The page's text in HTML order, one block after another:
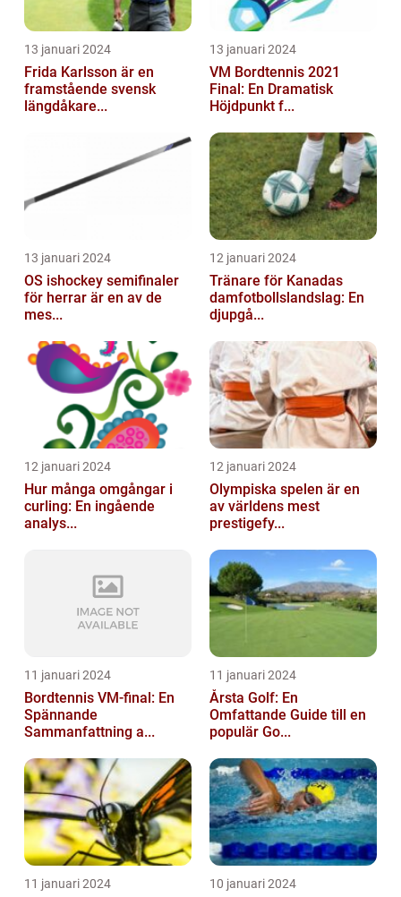
13 januari 2024
Frida Karlsson är en
framstående svensk
längdåkare...
13 januari 2024
VM Bordtennis 2021
Final: En Dramatisk
Höjdpunkt f...
13 januari 2024
OS ishockey semifinaler
för herrar är en av de
mes...
12 januari 2024
Tränare för Kanadas
damfotbollslandslag: En
djupgå...
12 januari 2024
Hur många omgångar i
curling: En ingående
analys...
12 januari 2024
Olympiska spelen är en
av världens mest
prestigefy...
11 januari 2024
Bordtennis VM-final: En
Spännande
Sammanfattning a...
11 januari 2024
Årsta Golf: En
Omfattande Guide till en
populär Go...
11 januari 2024 10 januari 2024